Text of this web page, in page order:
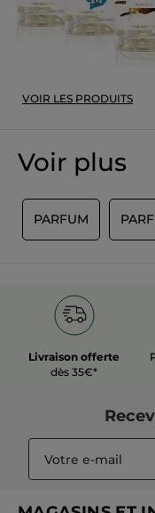
VOIR LES PRODUITS
Voir plus
PARFUM
Livraison offerte
dès 35€*